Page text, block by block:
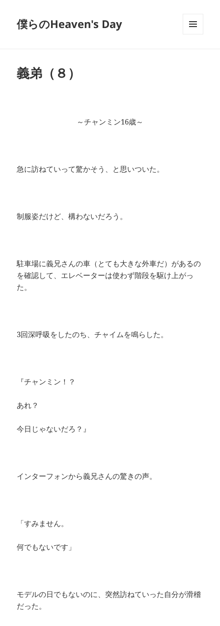
僕らのHeaven's Day
義弟（８）
～チャンミン16歳～
急に訪ねていって驚かそう、と思いついた。
制服姿だけど、構わないだろう。
駐車場に義兄さんの車（とても大きな外車だ）があるの
を確認して、エレベーターは使わず階段を駆け上がっ
た。
3回深呼吸をしたのち、チャイムを鳴らした。
『チャンミン！？
あれ？
今日じゃないだろ？』
インターフォンから義兄さんの驚きの声。
「すみません。
何でもないです」
モデルの日でもないのに、突然訪ねていった自分が滑稽
だった。